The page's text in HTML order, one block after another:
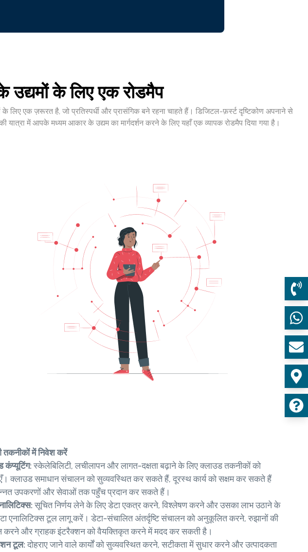
उद्यमों के लिए एक रोडमैप
लिए एक ज़रूरत है, जो प्रतिस्पर्धी और प्रासंगिक बने रहना चाहते हैं। डिजिटल-फ़र्स्ट दृष्टिकोण अपनाने से
में आपके मध्यम आकार के उद्यम का मार्गदर्शन करने के लिए यहाँ एक व्यापक रोडमैप दिया गया है।
तकनीकों में निवेश करें
कंप्यूटिंग:स्केलेबिलिटी, लचीलापन और लागत-दक्षता बढ़ाने के लिए क्लाउड तकनीकों को
क्लाउड समाधान संचालन को सुव्यवस्थित कर सकते हैं, दूरस्थ कार्य को सक्षम कर सकते हैं
उपकरणों और सेवाओं तक पहुँच प्रदान कर सकते हैं।
सूचित निर्णय लेने के लिए डेटा एकत्र करने, विश्लेषण करने और उसका लाभ उठाने के
एनालिटिक्स टूल लागू करें। डेटा-संचालित अंतर्दृष्टि संचालन को अनुकूलित करने, रुझानों की
करने और ग्राहक इंटरैक्शन को वैयक्तिकृत करने में मदद कर सकती है।
टूल:दोहराए जाने वाले कार्यों को सुव्यवस्थित करने, सटीकता में सुधार करने और उत्पादकता